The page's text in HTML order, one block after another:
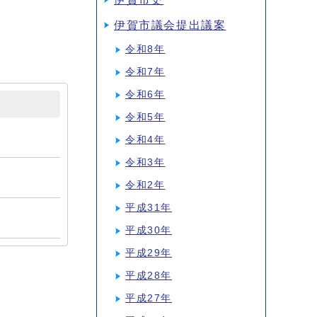
伊賀市議会提出議案
令和8年
令和7年
令和6年
令和5年
令和4年
令和3年
令和2年
平成31年
平成30年
平成29年
平成28年
平成27年